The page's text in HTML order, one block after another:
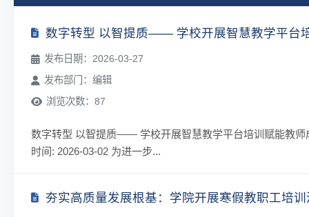
数字转型 以智提质—— 学校开展智慧教学平台
发布日期：2026-03-27
发布部门：编辑
浏览次数：87
数字转型 以智提质—— 学校开展智慧教学平台培训赋能教师
时间: 2026-03-02 为进一步...
夯实高质量发展根基：学院开展寒假教职工培训